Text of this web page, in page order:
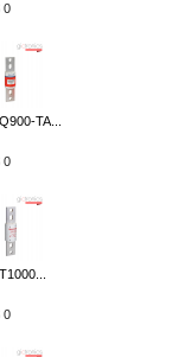
0
TA...
0
0